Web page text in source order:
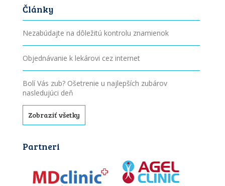
Články
Nezabúdajte na dôležitú kontrolu znamienok
Objednávanie k lekárovi cez internet
Bolí Vás zub? Ošetrenie u najlepších zubárov
nasledujúci deň
Zobraziť všetky
Partneri